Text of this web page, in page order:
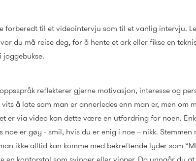
forberedt til et videointervju som til et vanlig intervju.
du må reise deg, for å hente et ark eller fikse en
reflekterer gjerne motivasjon, interesse og
å late som man er annerledes enn man er, men
er via video kan dette være en utfordring for noen.
noe er gøy - smil, hvis du er enig i noe – nikk.
ikke alltid kan komme med bekreftende lyder som